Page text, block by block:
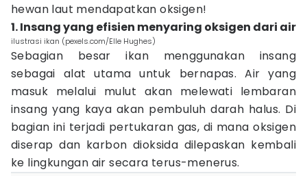
hewan laut mendapatkan oksigen!
1. Insang yang efisien menyaring oksigen dari air
ilustrasi ikan (pexels.com/Elle Hughes)
Sebagian besar ikan menggunakan insang
sebagai alat utama untuk bernapas. Air yang
masuk melalui mulut akan melewati lembaran
insang yang kaya akan pembuluh darah halus. Di
bagian ini terjadi pertukaran gas, di mana oksigen
diserap dan karbon dioksida dilepaskan kembali
ke lingkungan air secara terus-menerus.